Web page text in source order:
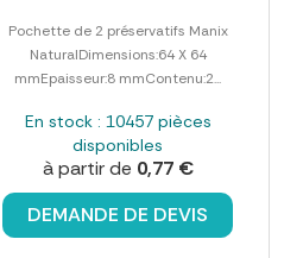
Pochette de 2 préservatifs Manix
NaturalDimensions:64 X 64
mmEpaisseur:8 mmContenu:2...
En stock : 10457 pièces
disponibles
à partir de 0,77 €
DEMANDE DE DEVIS